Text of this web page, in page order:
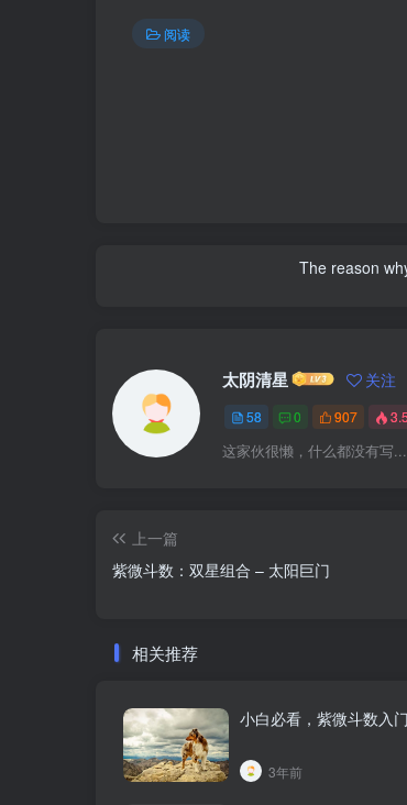
阅读
The reason
太阴清星 关注
58 0 907
这家伙很懒，什么都没有写...
上一篇
紫微斗数：双星组合 – 太阳巨门
相关推荐
小白必看，紫微斗数入
3年前